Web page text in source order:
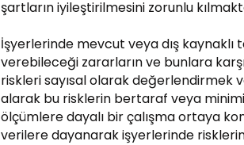
şartların iyileştirilmesini zorunlu
İşyerlerinde mevcut veya dış
verebileceği zararların ve bunlara
riskleri sayısal olarak değerlendirmek
alarak bu risklerin bertaraf veya
ölçümlere dayalı bir çalışma ortaya
verilere dayanarak işyerlerinde